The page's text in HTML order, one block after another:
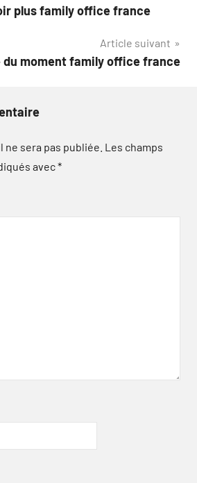
plus family office france
Article suivant
du moment family office france
sera pas publiée. Les champs
avec*